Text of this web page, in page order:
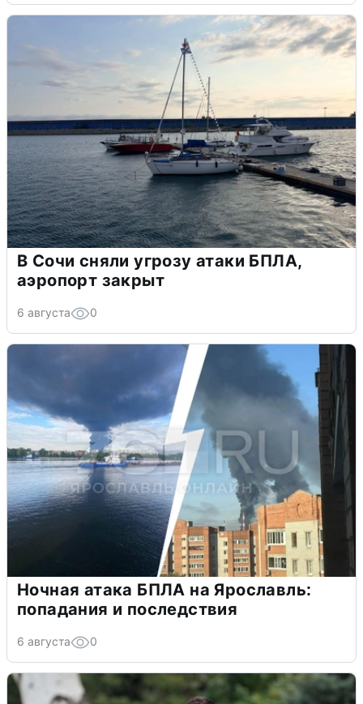
В Сочи сняли угрозу атаки БПЛА,
аэропорт закрыт
6 августа 0
Ночная атака БПЛА на Ярославль:
попадания и последствия
6 августа 0